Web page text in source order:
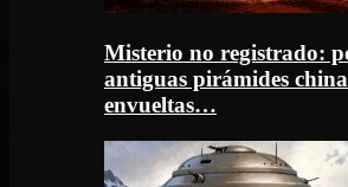
Misterio no registrado:
antiguas pirámides
envueltas…